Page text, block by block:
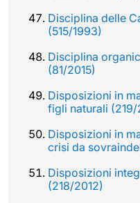
Disciplina delle
(515/1993)
Disciplina
(81/2015)
Disposizioni in
figli naturali (219/
Disposizioni in
crisi da
Disposizioni
(218/2012)